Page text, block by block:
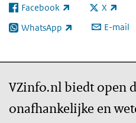
Facebook
(externe link) X
(externe
WhatsApp
(externe link) E-mail
VZinfo.nl biedt open
onafhankelijke en